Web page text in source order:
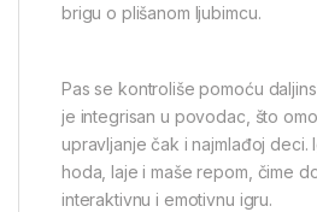
brigu o plišanom ljubimcu.
Pas se kontroliše pomoću
je integrisan u povodac, što
upravljanje čak i najmlađoj deci.
hoda, laje i maše repom, čime
interaktivnu i emotivnu igru.